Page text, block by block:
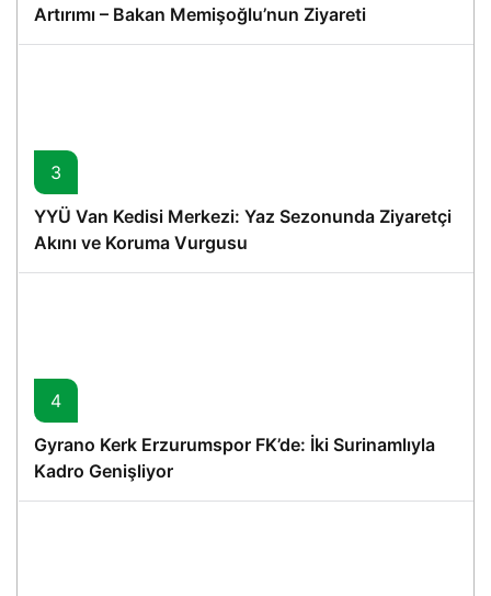
Artırımı – Bakan Memişoğlu’nun Ziyareti
3
YYÜ Van Kedisi Merkezi: Yaz Sezonunda Ziyaretçi
Akını ve Koruma Vurgusu
4
Gyrano Kerk Erzurumspor FK’de: İki Surinamlıyla
Kadro Genişliyor